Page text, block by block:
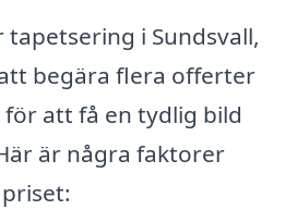
i Sundsvall,
begära flera offerter
att få en tydlig bild
är några faktorer